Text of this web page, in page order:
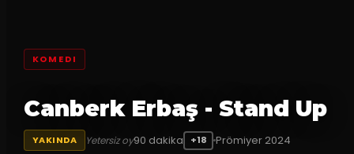
KOMEDI
Canberk Erbaş - Stand Up
YAKINDA Yetersiz oy90 dakika +18 Prömiyer2024